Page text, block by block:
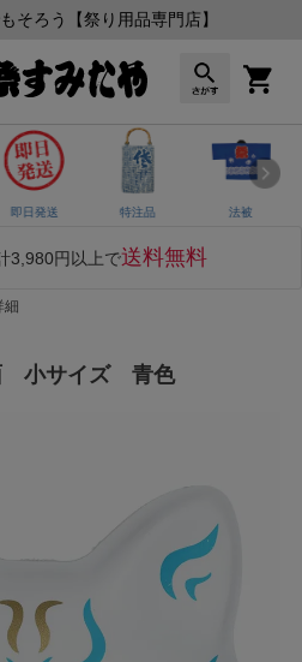
そろう【祭り用品専門店】
即日発送 特注品 法被
円以上で送料無料
細
小サイズ 青色